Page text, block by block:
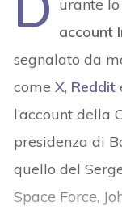
urante
account
segnalato da
comeX, Reddit
l’account della
presidenza di
quello del
Space Force,